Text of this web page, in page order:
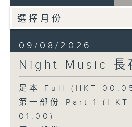
09/08/2026
Night Music 長
足本 Full (HKT
第一部份 Part 1
01:00)